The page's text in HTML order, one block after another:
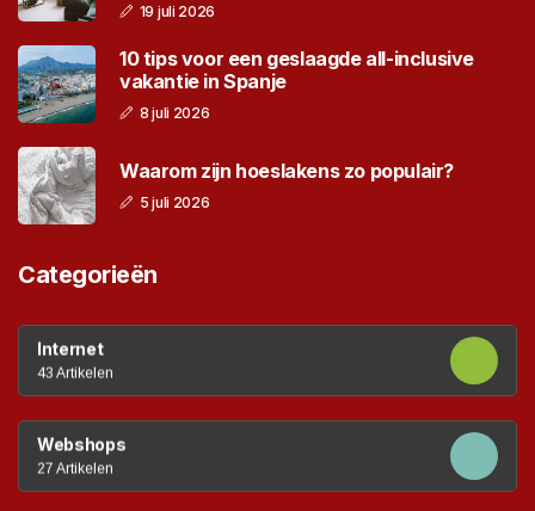
19 juli 2026
10 tips voor een geslaagde all-inclusive
vakantie in Spanje
8 juli 2026
Waarom zijn hoeslakens zo populair?
5 juli 2026
Categorieën
Internet
43 Artikelen
Webshops
27 Artikelen